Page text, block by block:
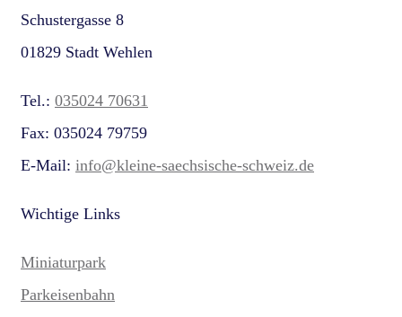
Schustergasse 8
01829 Stadt Wehlen
Tel.: 035024 70631
Fax: 035024 79759
E-Mail: info@kleine-saechsische-schweiz.de
Wichtige Links
Miniaturpark
Parkeisenbahn